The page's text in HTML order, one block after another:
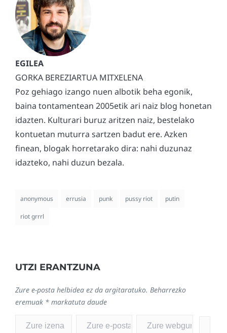
GORKA BEREZIARTUA MITXELENA
Poz gehiago izango nuen albotik beha egonik,
baina tontamentean 2005etik ari naiz blog honetan
idazten. Kulturari buruz aritzen naiz, bestelako
kontuetan muturra sartzen badut ere. Azken
finean, blogak horretarako dira: nahi duzunaz
idazteko, nahi duzun bezala.
anonymous errusia punk pussy riot putin
riot grrrl
UTZI ERANTZUNA
Zure e-posta helbidea ez da argitaratuko. Beharrezko
eremuak * markatuta daude